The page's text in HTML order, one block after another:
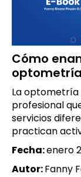
Cómo
La optometría
profesional
servicios
practican
Fecha:enero
Autor:Fanny